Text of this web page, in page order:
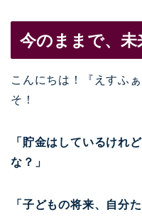
今のままで、未
こんにちは！『えすふ
そ！
「貯金はしているけれ
な？」
「子どもの将来、自分